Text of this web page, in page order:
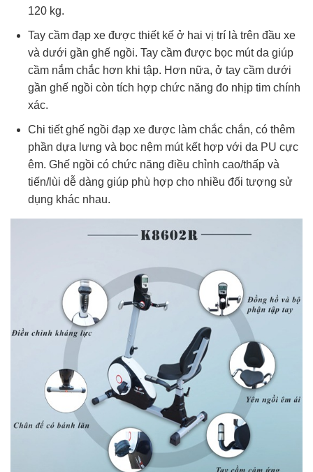
120 kg.
Tay cầm đạp xe được thiết kế ở hai vị trí là trên đầu xe
và dưới gần ghế ngồi. Tay cầm được bọc mút da giúp
cầm nắm chắc hơn khi tập. Hơn nữa, ở tay cầm dưới
gần ghế ngồi còn tích hợp chức năng đo nhịp tim chính
xác.
Chi tiết ghế ngồi đạp xe được làm chắc chắn, có thêm
phần dựa lưng và bọc nệm mút kết hợp với da PU cực
êm. Ghế ngồi có chức năng điều chỉnh cao/thấp và
tiến/lùi dễ dàng giúp phù hợp cho nhiều đối tượng sử
dụng khác nhau.